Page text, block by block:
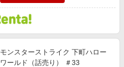
モンスターストライク 下町ハロー
ワールド（話売り） ＃33